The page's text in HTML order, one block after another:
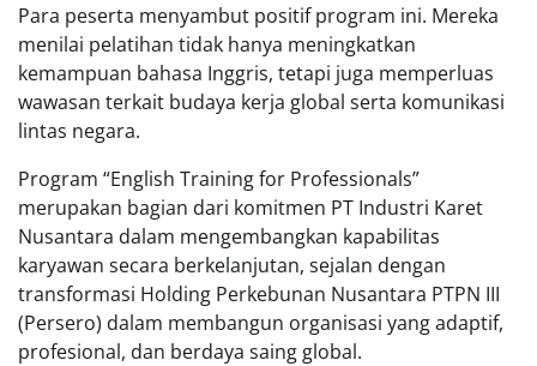
Para peserta menyambut positif program ini. Mereka
menilai pelatihan tidak hanya meningkatkan
kemampuan bahasa Inggris, tetapi juga memperluas
wawasan terkait budaya kerja global serta komunikasi
lintas negara.
Program “English Training for Professionals”
merupakan bagian dari komitmen PT Industri Karet
Nusantara dalam mengembangkan kapabilitas
karyawan secara berkelanjutan, sejalan dengan
transformasi Holding Perkebunan Nusantara PTPN III
(Persero) dalam membangun organisasi yang adaptif,
profesional, dan berdaya saing global.